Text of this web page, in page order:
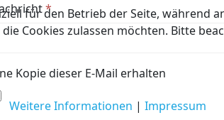
*
Kopie dieser E-Mail erhalten
für den Betrieb der Seite, während
Cookies zulassen möchten. Bitte
Weitere Informationen | Impressum